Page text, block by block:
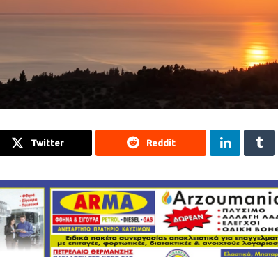
Twitter Reddit